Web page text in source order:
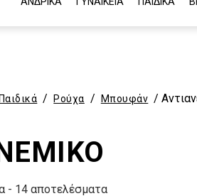
Παιδικά / Ρούχα / Μπουφάν /
- 14 αποτελέσματα